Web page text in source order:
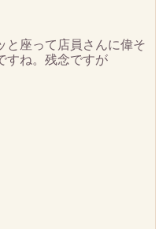
と座って店員さんに偉そ
すね。残念ですが